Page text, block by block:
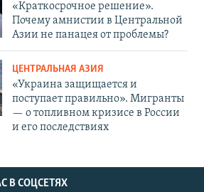
«Краткосрочное решение».
Почему амнистии в Центральной
Азии не панацея от проблемы?
ЦЕНТРАЛЬНАЯ АЗИЯ
«Украина защищается и
поступает правильно». Мигранты
— о топливном кризисе в России
и его последствиях
В СОЦСЕТЯХ